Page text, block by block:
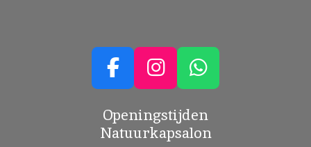
F
c
e
I
s
t
W
a
t
Openingstijden
Natuurkapsalon